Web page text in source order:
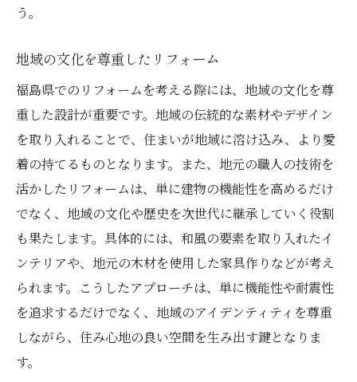
う。
地域の文化を尊重したリフォーム
福島県でのリフォームを考える際には、地域の文化を尊
重した設計が重要です。地域の伝統的な素材やデザイン
を取り入れることで、住まいが地域に溶け込み、より愛
着の持てるものとなります。また、地元の職人の技術を
活かしたリフォームは、単に建物の機能性を高めるだけ
でなく、地域の文化や歴史を次世代に継承していく役割
も果たします。具体的には、和風の要素を取り入れたイ
ンテリアや、地元の木材を使用した家具作りなどが考え
られます。こうしたアプローチは、単に機能性や耐震性
を追求するだけでなく、地域のアイデンティティを尊重
しながら、住み心地の良い空間を生み出す鍵となりま
す。